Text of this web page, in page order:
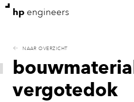
hpengineers
NAAR OVERZICHT
vergotedok